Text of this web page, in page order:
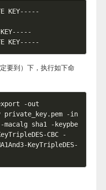
KEY- -- - -
-- - -
KEY-----
要到）下，执行如下命
-out
private_key.pem -in
sha1 -keypbe
CBC -
KeyTripleDES-